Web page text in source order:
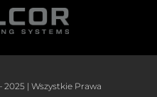
2025 | Wszystkie Prawa